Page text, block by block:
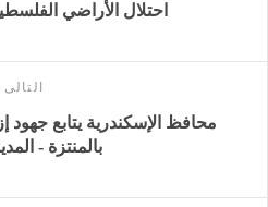
احتلال الأراضي
التالى
محافظ الإسكندرية يتابع جهود
بالمنتزة -